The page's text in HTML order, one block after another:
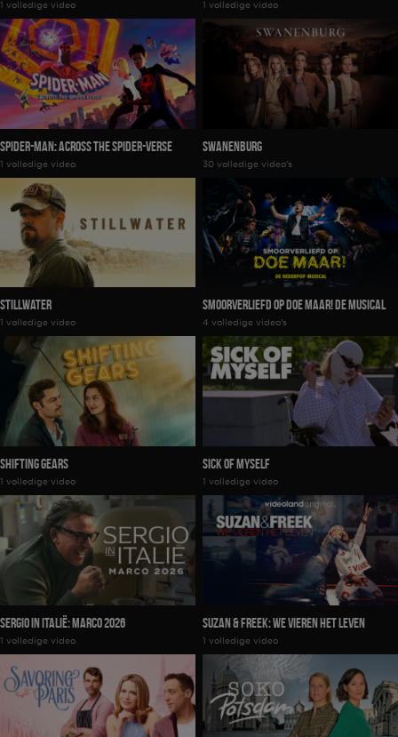
1 volledige video 1 volledige video
Spider-Man: Across The Spider-Verse
1 volledige video
Swanenburg
30 volledige video's
Stillwater
1 volledige video
Smoorverliefd Op Doe Maar! De musical
4 volledige video's
Shifting Gears
1 volledige video
Sick Of Myself
1 volledige video
Sergio In Italië: Marco 2026
1 volledige video
Suzan & Freek: We Vieren Het Leven
1 volledige video